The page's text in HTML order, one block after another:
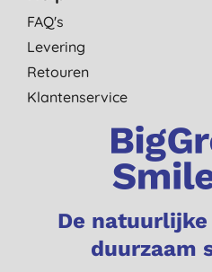
FAQ's
Levering
Retouren
Klantenservice
De natuurlijke
duurzaam